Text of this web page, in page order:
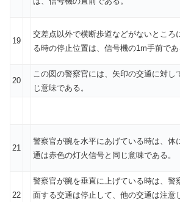
19
交差点以外で横断歩道などがないところ
る時の停止位置は、信号機の1m手前であ
20
この図の警察官には、矢印の交通に対し
じ意味である。
21
警察官が腕を水平にあげている時は、体
通は赤色の灯火信号と同じ意味である。
22
警察官が腕を垂直に上げている時は、警
面する交通は停止して、他の交通は注意